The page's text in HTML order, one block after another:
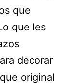
que
que les
decorar
original